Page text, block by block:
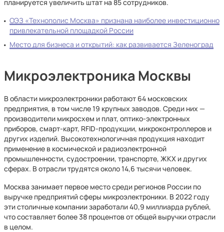
планируется увеличить штат на 85 сотрудников.
ОЭЗ «Технополис Москва» признана наиболее инвестиционно
привлекательной площадкой России
Место для бизнеса и открытий: как развивается Зеленоград
Микроэлектроника Москвы
В области микроэлектроники работают 64 московских
предприятия, в том числе 19 крупных заводов. Среди них —
производители микросхем и плат, оптико-электронных
приборов, смарт-карт, RFID-продукции, микроконтроллеров и
других изделий. Высокотехнологичная продукция находит
применение в космической и радиоэлектронной
промышленности, судостроении, транспорте, ЖКХ и других
сферах. В отрасли трудятся около 14,6 тысячи человек.
Москва занимает первое место среди регионов России по
выручке предприятий сферы микроэлектроники. В 2022 году
эти столичные компании заработали 40,9 миллиарда рублей,
что составляет более 38 процентов от общей выручки отрасли
в целом.